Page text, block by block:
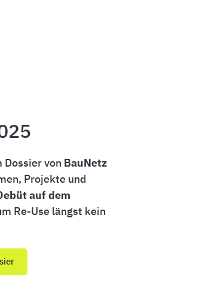
Dossier von BauNetz
Projekte und
auf dem
Re-Use längst kein